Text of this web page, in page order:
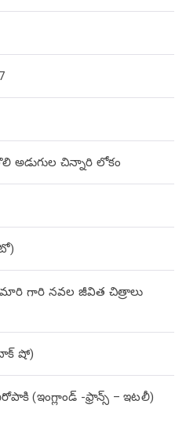
అడుగుల చిన్నారి లోకం
గారి నవల జీవిత చిత్రాలు
షో)
(ఇంగ్లాండ్ -ఫ్రాన్స్ – ఇటలీ)